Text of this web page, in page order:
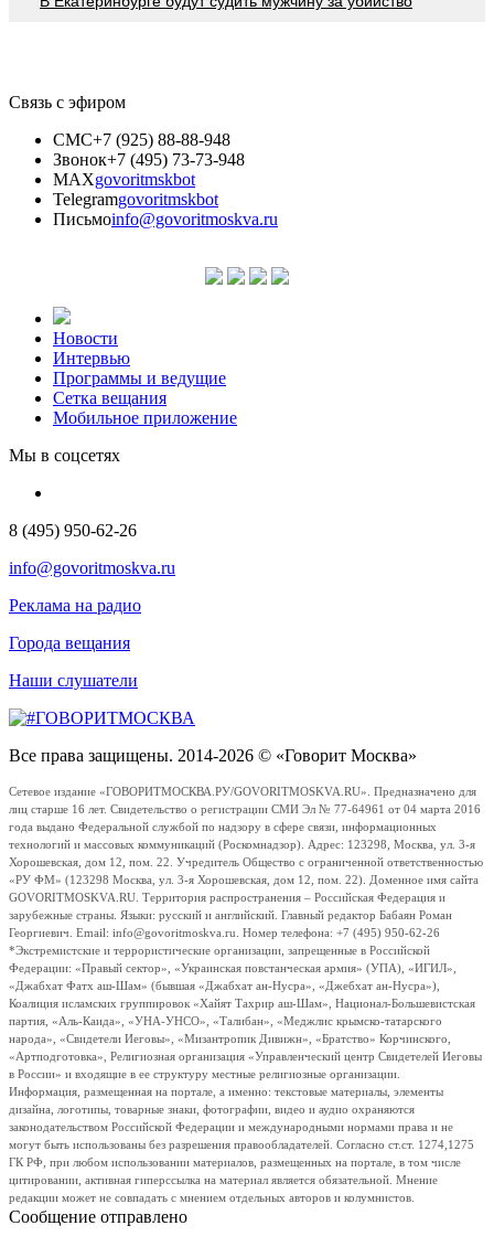
Связь с эфиром
СМС+7 (925) 88-88-948
Звонок+7 (495) 73-73-948
MAXgovoritmskbot
Telegramgovoritmskbot
Письмоinfo@govoritmoskva.ru
Новости
Интервью
Программы и ведущие
Сетка вещания
Мобильное приложение
Мы в соцсетях
8 (495) 950-62-26
info@govoritmoskva.ru
Реклама на радио
Города вещания
Наши слушатели
Все права защищены. 2014-2026 © «Говорит Москва»
Сетевое издание «ГОВОРИТМОСКВА.РУ/GOVORITMOSKVA.RU». Предназначено для
лиц старше 16 лет. Свидетельство о регистрации СМИ Эл № 77-64961 от 04 марта 2016
года выдано Федеральной службой по надзору в сфере связи, информационных
технологий и массовых коммуникаций (Роскомнадзор). Адрес: 123298, Москва, ул. 3-я
Хорошевская, дом 12, пом. 22. Учредитель Общество с ограниченной ответственностью
«РУ ФМ» (123298 Москва, ул. 3-я Хорошевская, дом 12, пом. 22). Доменное имя сайта
GOVORITMOSKVA.RU. Территория распространения – Российская Федерация и
зарубежные страны. Языки: русский и английский. Главный редактор Бабаян Роман
Георгиевич. Email: info@govoritmoskva.ru. Номер телефона: +7 (495) 950-62-26
*Экстремистские и террористические организации, запрещенные в Российской
Федерации: «Правый сектор», «Украинская повстанческая армия» (УПА), «ИГИЛ»,
«Джабхат Фатх аш-Шам» (бывшая «Джабхат ан-Нусра», «Джебхат ан-Нусра»),
Коалиция исламских группировок «Хайят Тахрир аш-Шам», Национал-Большевистская
партия, «Аль-Каида», «УНА-УНСО», «Талибан», «Меджлис крымско-татарского
народа», «Свидетели Иеговы», «Мизантропик Дивижн», «Братство» Корчинского,
«Артподготовка», Религиозная организация «Управленческий центр Свидетелей Иеговы
в России» и входящие в ее структуру местные религиозные организации.
Информация, размещенная на портале, а именно: текстовые материалы, элементы
дизайна, логотипы, товарные знаки, фотографии, видео и аудио охраняются
законодательством Российской Федерации и международными нормами права и не
могут быть использованы без разрешения правообладателей. Согласно ст.ст. 1274,1275
ГК РФ, при любом использовании материалов, размещенных на портале, в том числе
цитировании, активная гиперссылка на материал является обязательной. Мнение
редакции может не совпадать с мнением отдельных авторов и колумнистов.
Сообщение отправлено